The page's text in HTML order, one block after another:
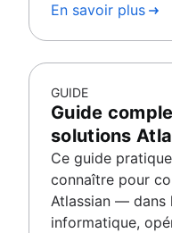
En savoir plus
GUIDE
Guide
solutions
Ce guide
connaître pour
Atlassian — dans
informatique,